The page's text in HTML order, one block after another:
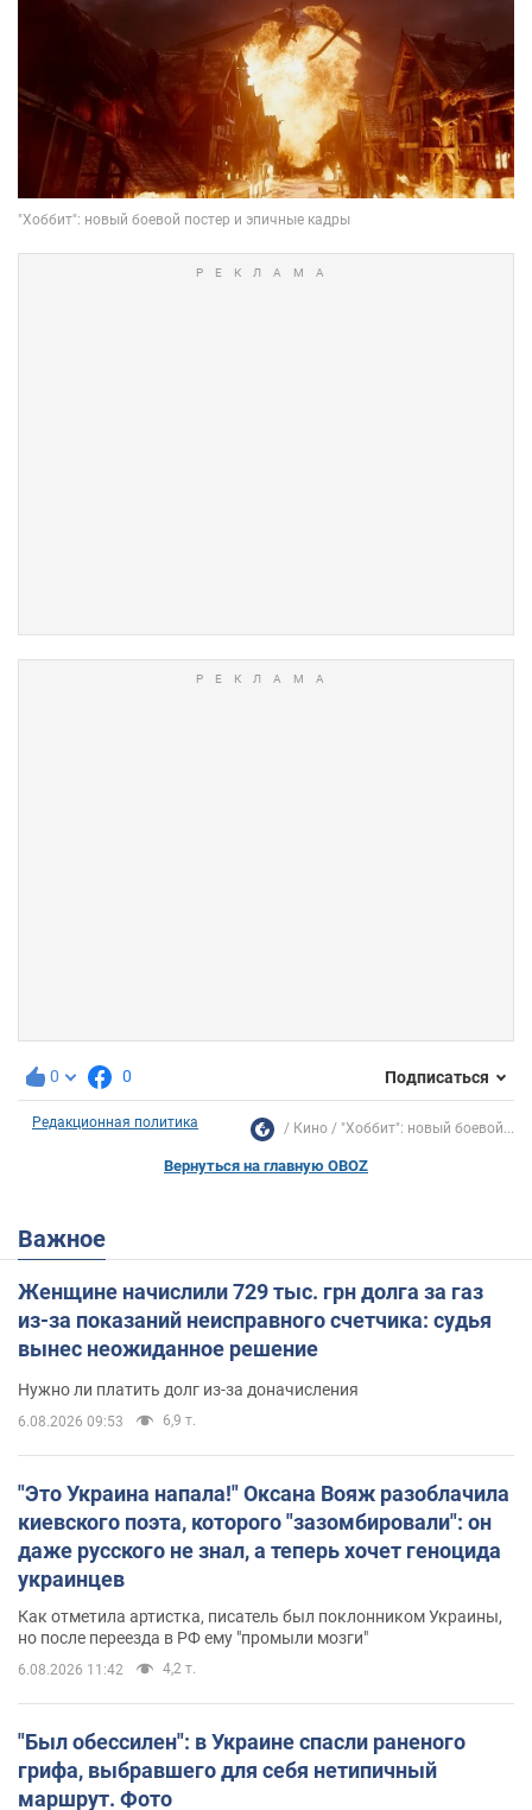
0 0 Подписаться
Редакционная политика Кино "Хоббит": новый боевой...
Вернуться на главную OBOZ
Важное
Женщине начислили 729 тыс. грн долга за газ
из-за показаний неисправного счетчика: судья
вынес неожиданное решение
Нужно ли платить долг из-за доначисления
6.08.2026 09:53 6,9 т.
"Это Украина напала!" Оксана Вояж разоблачила
киевского поэта, которого "зазомбировали": он
даже русского не знал, а теперь хочет геноцида
украинцев
Как отметила артистка, писатель был поклонником Украины,
но после переезда в РФ ему "промыли мозги"
6.08.2026 11:42 4,2 т.
"Был обессилен": в Украине спасли раненого
грифа, выбравшего для себя нетипичный
маршрут. Фото